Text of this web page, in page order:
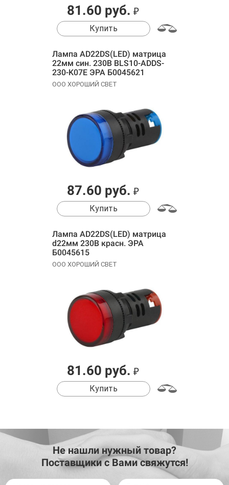
81.60 руб. ₽
Купить
Лампа AD22DS(LED) матрица
22мм син. 230В BLS10-ADDS-
230-K07E ЭРА Б0045621
ООО ХОРОШИЙ СВЕТ
87.60 руб. ₽
Купить
Лампа AD22DS(LED) матрица
d22мм 230В красн. ЭРА
Б0045615
ООО ХОРОШИЙ СВЕТ
81.60 руб. ₽
Купить
Не нашли нужный товар?
Поставщики с Вами свяжутся!